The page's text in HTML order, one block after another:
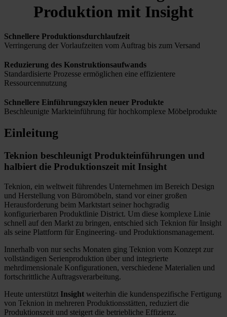
Produktion mit Insight
Schnellere Produktionsdurchlaufzeit
Verringerung der Vorlaufzeiten vom Auftrag bis zum Versand
Reduzierung des Konstruktionsaufwands
Standardisierte Prozesse ermöglichen eine effizientere
Ressourcennutzung
Schnellere Einführungszyklen neuer Produkte
Beschleunigte Markteinführung für hochkomplexe Möbelprodukte
Einleitung
Teknion beschleunigt Produkteinführungen und
halbiert die Produktionszeit mit Insight
Teknion, ein weltweit führendes Unternehmen im Bereich Design
und Herstellung von Büromöbeln, stand vor einer großen
Herausforderung beim Marktstart seiner hochgradig
konfigurierbaren Produktlinie District. Um diese komplexe Linie
schnell auf den Markt zu bringen, entschied sich Teknion für Insight
als seine Plattform für Engineering- und Produktionsmanagement.
Innerhalb von nur sechs Monaten ging Teknion vom Konzept zur
vollständigen Serienproduktion über und integrierte
mehrdimensionale Konfigurationen, verschiedene Materialien und
fortschrittliche Auftragsverarbeitung.
Heute unterstützt Insight weiterhin die kundenspezifische Fertigung
von Teknion in mehreren Produktionsstätten, reduziert die
Produktionszeit und steigert die betriebliche Effizienz.